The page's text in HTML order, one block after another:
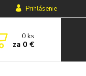
Prihlásenie
0ks
za 0 €